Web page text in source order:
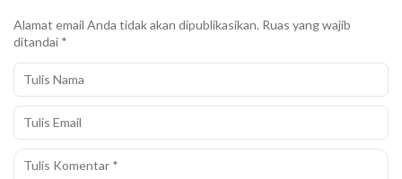
Alamat email Anda tidak akan dipublikasikan. Ruas yang wajib
ditandai *